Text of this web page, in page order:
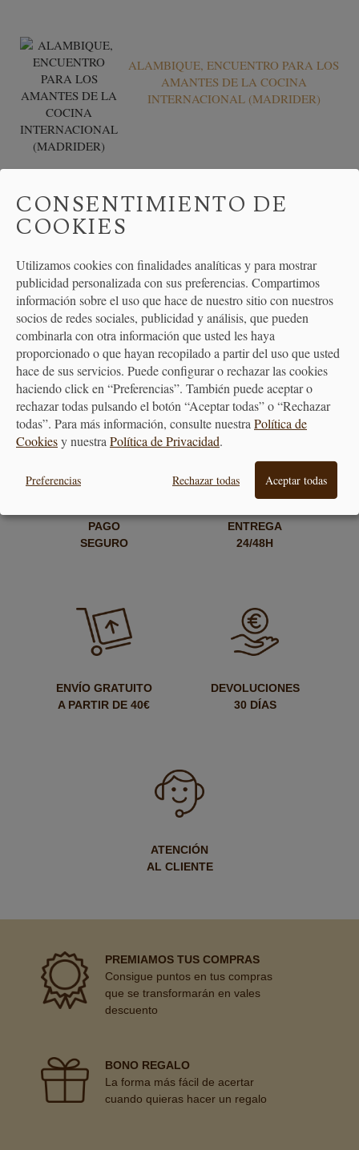
ALAMBIQUE, ENCUENTRO PARA LOS
AMANTES DE LA COCINA
INTERNACIONAL (MADRIDER)
ALAMBIQUE COLABORA CON
CHEFBNE EN LA PROMOCIÓN DEL
APRENDICES DE CHEF - EL PAÍS
SHARE
FACEBOOK TWITTER
PAGO
SEGURO
ENTREGA
24/48H
ENVÍO GRATUITO
A PARTIR DE 40€
DEVOLUCIONES
30 DÍAS
ATENCIÓN
AL CLIENTE
PREMIAMOS TUS COMPRAS
Consigue puntos en tus compras
que se transformarán en vales
descuento
BONO REGALO
La forma más fácil de acertar
cuando quieras hacer un regalo
CONSENTIMIENTO DE
COOKIES
Utilizamos cookies con finalidades analíticas y para mostrar
publicidad personalizada con sus preferencias. Compartimos
información sobre el uso que hace de nuestro sitio con nuestros
socios de redes sociales, publicidad y análisis, que pueden
combinarla con otra información que usted les haya
proporcionado o que hayan recopilado a partir del uso que usted
hace de sus servicios. Puede configurar o rechazar las cookies
haciendo click en “Preferencias”. También puede aceptar o
rechazar todas pulsando el botón “Aceptar todas” o “Rechazar
todas”. Para más información, consulte nuestra Política de
Cookiesy nuestra Política de Privacidad.
Preferencias Rechazar todas Aceptar todas